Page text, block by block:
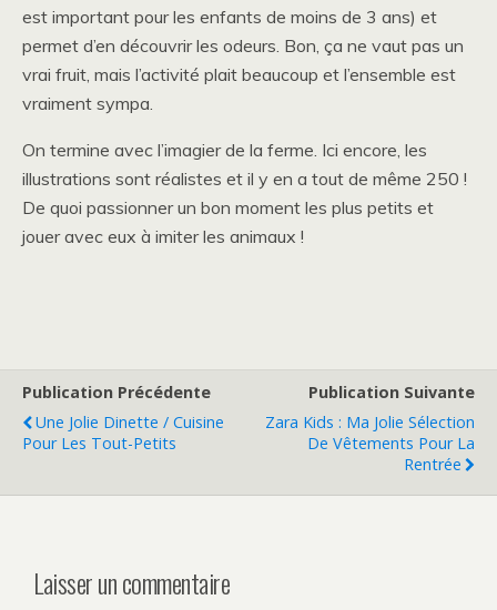
est important pour les enfants de moins de 3 ans) et
permet d’en découvrir les odeurs. Bon, ça ne vaut pas un
vrai fruit, mais l’activité plait beaucoup et l’ensemble est
vraiment sympa.
On termine avec l’imagier de la ferme. Ici encore, les
illustrations sont réalistes et il y en a tout de même 250 !
De quoi passionner un bon moment les plus petits et
jouer avec eux à imiter les animaux !
Publication Précédente
Une Jolie Dinette / Cuisine
Pour Les Tout-Petits
Publication Suivante
Zara Kids : Ma Jolie Sélection
De Vêtements Pour La
Rentrée
Laisser un commentaire